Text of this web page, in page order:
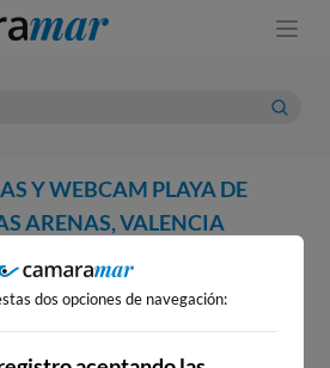
Y WEBCAM PLAYA DE
ARENAS, VALENCIA
METEOROLOGÍA
dos opciones de navegación: